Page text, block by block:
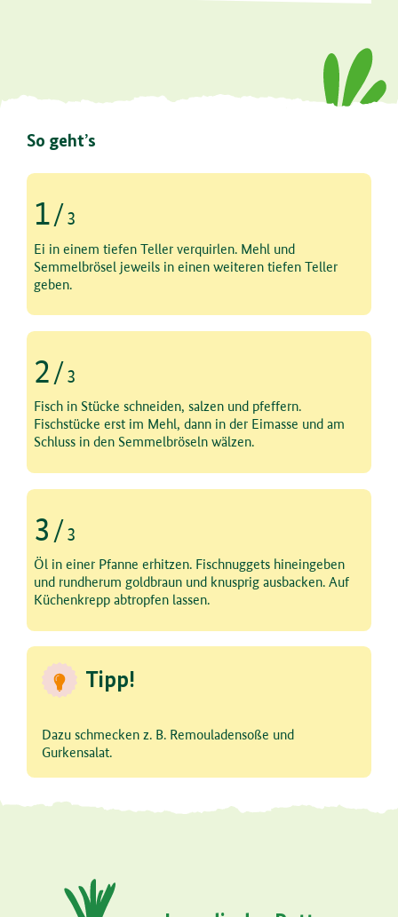
So geht’s
1/3
Schritt 1 von 3
Ei in einem tiefen Teller verquirlen. Mehl und
Semmelbrösel jeweils in einen weiteren tiefen Teller
geben.
2 /3
Schritt 2 von 3
Fisch in Stücke schneiden, salzen und pfeffern.
Fischstücke erst im Mehl, dann in der Eimasse und am
Schluss in den Semmelbröseln wälzen.
3 /3
Schritt 3 von 3
Öl in einer Pfanne erhitzen. Fischnuggets hineingeben
und rundherum goldbraun und knusprig ausbacken. Auf
Küchenkrepp abtropfen lassen.
Tipp!
Dazu schmecken z. B. Remouladensoße und
Gurkensalat.